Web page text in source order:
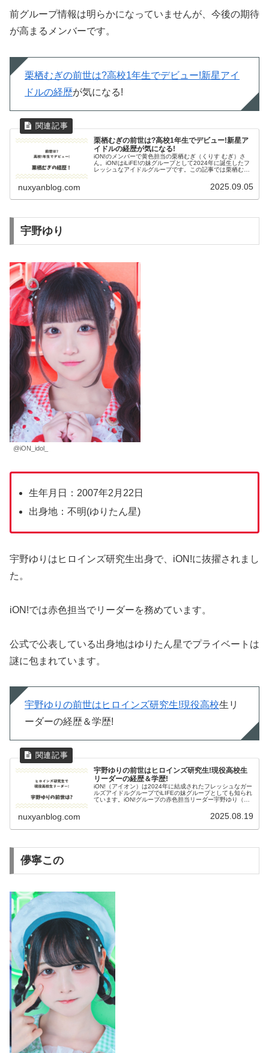
前グループ情報は明らかになっていませんが、今後の期待
が高まるメンバーです。
栗栖むぎの前世は?高校1年生でデビュー!新星アイ
ドルの経歴が気になる!
栗栖むぎの前世は?高校1年生でデビュー!新星ア
イドルの経歴が気になる!
iON!のメンバーで黄色担当の栗栖むぎ（くりす むぎ）さ
ん。iON!はiLiFE!の妹グループとして2024年に誕生したフ
レッシュなアイドルグループです。この記事では栗栖むぎ
nuxyanblog.com 2025.09.05
宇野ゆり
@iON_idol_
生年月日：2007年2月22日
出身地：不明(ゆりたん星)
宇野ゆりはヒロインズ研究生出身で、iON!に抜擢されまし
た。
iON!では赤色担当でリーダーを務めています。
公式で公表している出身地はゆりたん星でプライベートは
謎に包まれています。
宇野ゆりの前世はヒロインズ研究生!現役高校生リ
ーダーの経歴＆学歴!
宇野ゆりの前世はヒロインズ研究生!現役高校生
リーダーの経歴＆学歴!
iON!（アイオン）は2024年に結成されたフレッシュなガー
ルズアイドルグループでiLIFEの妹グループとしても知られ
ています。iON!グループの赤色担当リーダー宇野ゆり（う
nuxyanblog.com 2025.08.19
儚寧この